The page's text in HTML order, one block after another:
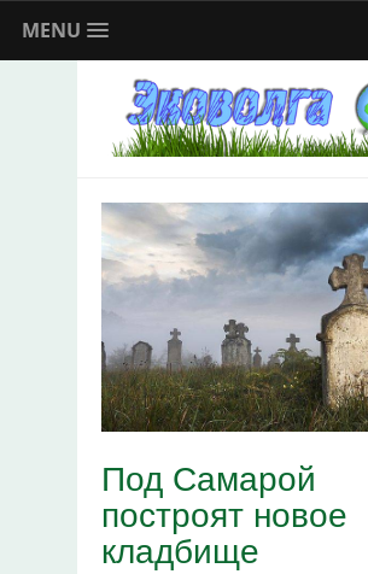
MENU
Под Самарой
построят новое
кладбище